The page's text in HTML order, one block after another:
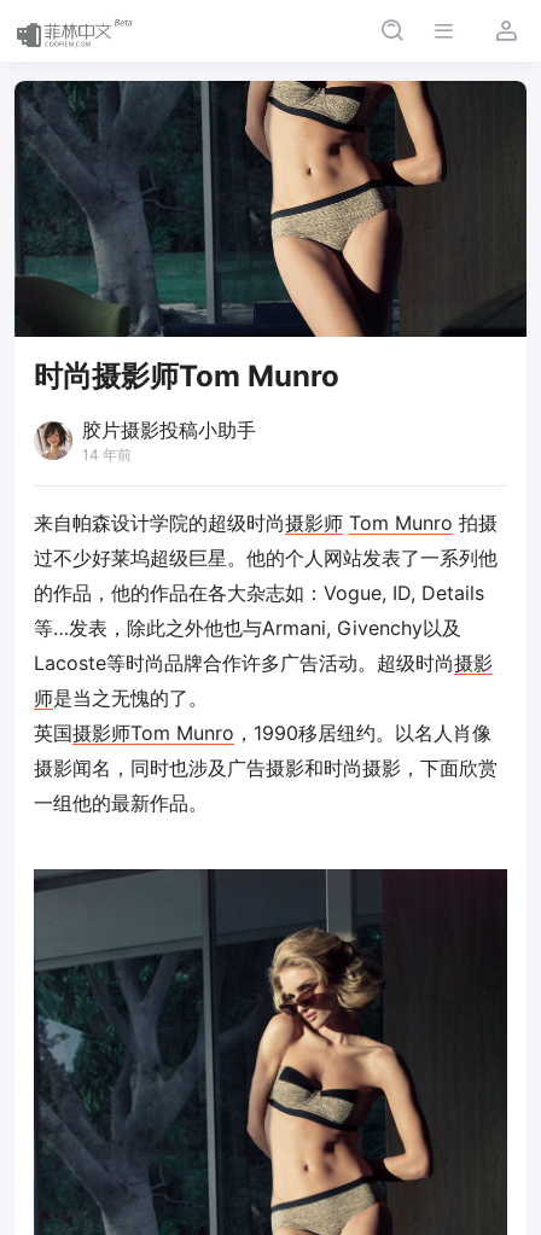
时尚摄影师Tom Munro
胶片摄影投稿小助手
14 年前
来自帕森设计学院的超级时尚摄影师 Tom Munro 拍摄
过不少好莱坞超级巨星。他的个人网站发表了一系列他
的作品，他的作品在各大杂志如：Vogue, ID, Details
等…发表，除此之外他也与Armani, Givenchy以及
Lacoste等时尚品牌合作许多广告活动。超级时尚摄影
师是当之无愧的了。
英国摄影师Tom Munro ，1990移居纽约。以名人肖像
摄影闻名，同时也涉及广告摄影和时尚摄影，下面欣赏
一组他的最新作品。